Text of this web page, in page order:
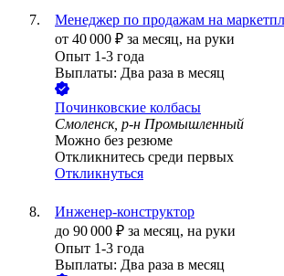
Менеджер по продажам на
от 40 000 ₽ за месяц, на руки
Опыт 1-3 года
Выплаты: Два раза в месяц
Починковские колбасы
Смоленск, р-н Промышленный
Можно без резюме
Откликнитесь среди первых
Откликнуться
Инженер-конструктор
до 90 000 ₽ за месяц, на руки
Опыт 1-3 года
Выплаты: Два раза в месяц